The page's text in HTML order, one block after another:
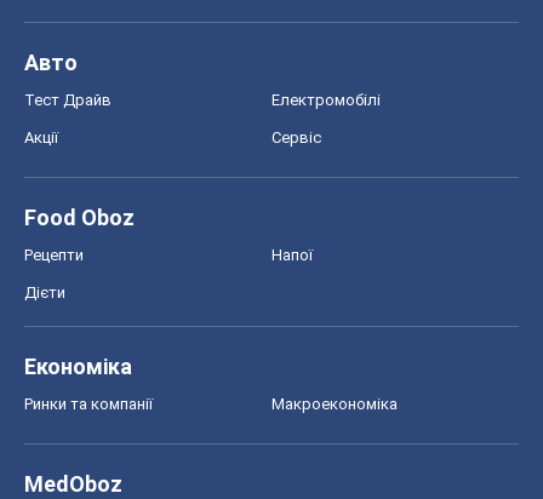
Авто
Тест Драйв Електромобілі
Акції Сервіс
Food Oboz
Рецепти Напої
Дієти
Економіка
Ринки та компанії Макроекономіка
MedOboz